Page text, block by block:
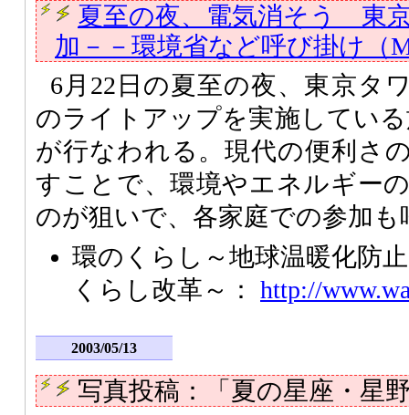
夏至の夜、電気消そう 東
加－－環境省など呼び掛け（
6月22日の夏至の夜、東京タ
のライトアップを実施してい
が行なわれる。現代の便利さ
すことで、環境やエネルギー
のが狙いで、各家庭での参加
環のくらし～地球温暖化防
くらし改革～： http://
2003/05/13
写真投稿：「夏の星座・星